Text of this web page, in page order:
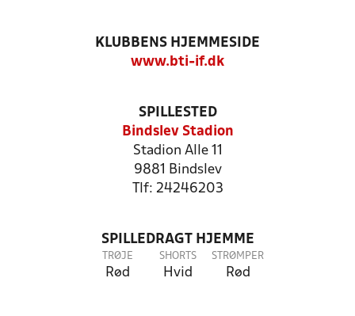
KLUBBENS HJEMMESIDE
www.bti-if.dk
SPILLESTED
Bindslev Stadion
Stadion Alle 11
9881 Bindslev
Tlf: 24246203
SPILLEDRAGT HJEMME
TRØJE
Rød
SHORTS
Hvid
STRØMPER
Rød